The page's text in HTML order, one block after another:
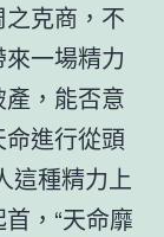
克商，不
一場精力
產，能否意
進行從頭
這種精力上
，“天命靡